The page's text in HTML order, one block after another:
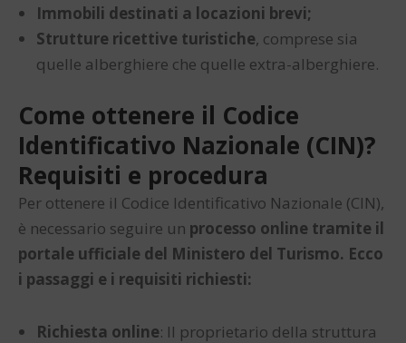
Immobili destinati a locazioni brevi;
Strutture ricettive turistiche, comprese sia
quelle alberghiere che quelle extra-alberghiere.
Come ottenere il Codice
Identificativo Nazionale (CIN)?
Requisiti e procedura
Per ottenere il Codice Identificativo Nazionale (CIN),
è necessario seguire un processo online tramite il
portale ufficiale del Ministero del Turismo. Ecco
i passaggi e i requisiti richiesti:
Richiesta online: Il proprietario della struttura